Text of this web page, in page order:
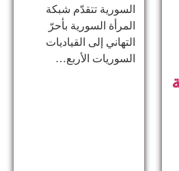
السورية تتقدّم شبكة
المرأة السورية بأحرّ
التهاني إلى القياديات
السوريات الأربع…